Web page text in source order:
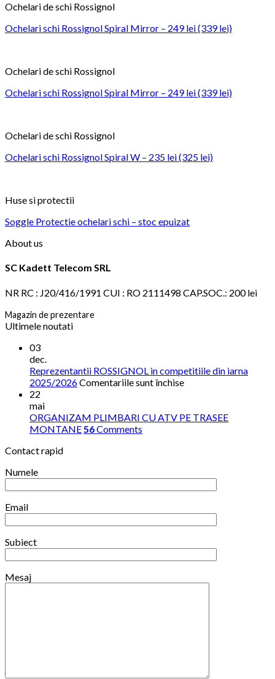
Ochelari de schi Rossignol
Ochelari schi Rossignol Spiral Mirror – 249 lei (339 lei)
Ochelari de schi Rossignol
Ochelari schi Rossignol Spiral Mirror – 249 lei (339 lei)
Ochelari de schi Rossignol
Ochelari schi Rossignol Spiral W – 235 lei (325 lei)
Huse si protectii
Soggle Protectie ochelari schi – stoc epuizat
About us
SC Kadett Telecom SRL
NR RC : J20/416/1991 CUI : RO 2111498 CAP.SOC.: 200 lei
Magazin de prezentare
Ultimele noutati
03
dec.
Reprezentantii ROSSIGNOL in competitiile din iarna
2025/2026Comentariile sunt închisepentru
in
22
mai
ORGANIZAM PLIMBARI CU ATV PE TRASEE
MONTANE 56Comments
Contact rapid
Numele
Email
Subiect
Mesaj